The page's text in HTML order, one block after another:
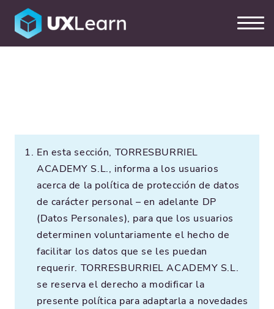
En esta sección, TORRESBURRIEL
ACADEMY S.L., informa a los usuarios
acerca de la política de protección de datos
de carácter personal – en adelante DP
(Datos Personales), para que los usuarios
determinen voluntariamente el hecho de
facilitar los datos que se les puedan
requerir. TORRESBURRIEL ACADEMY S.L.
se reserva el derecho a modificar la
presente política para adaptarla a novedades